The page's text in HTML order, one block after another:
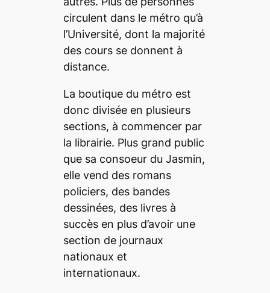
circulent dans le métro qu’à
l’Université, dont la majorité
des cours se donnent à
distance.
La boutique du métro est
donc divisée en plusieurs
sections, à commencer par
la librairie. Plus grand public
que sa consoeur du Jasmin,
elle vend des romans
policiers, des bandes
dessinées, des livres à
succès en plus d’avoir une
section de journaux
nationaux et
internationaux.